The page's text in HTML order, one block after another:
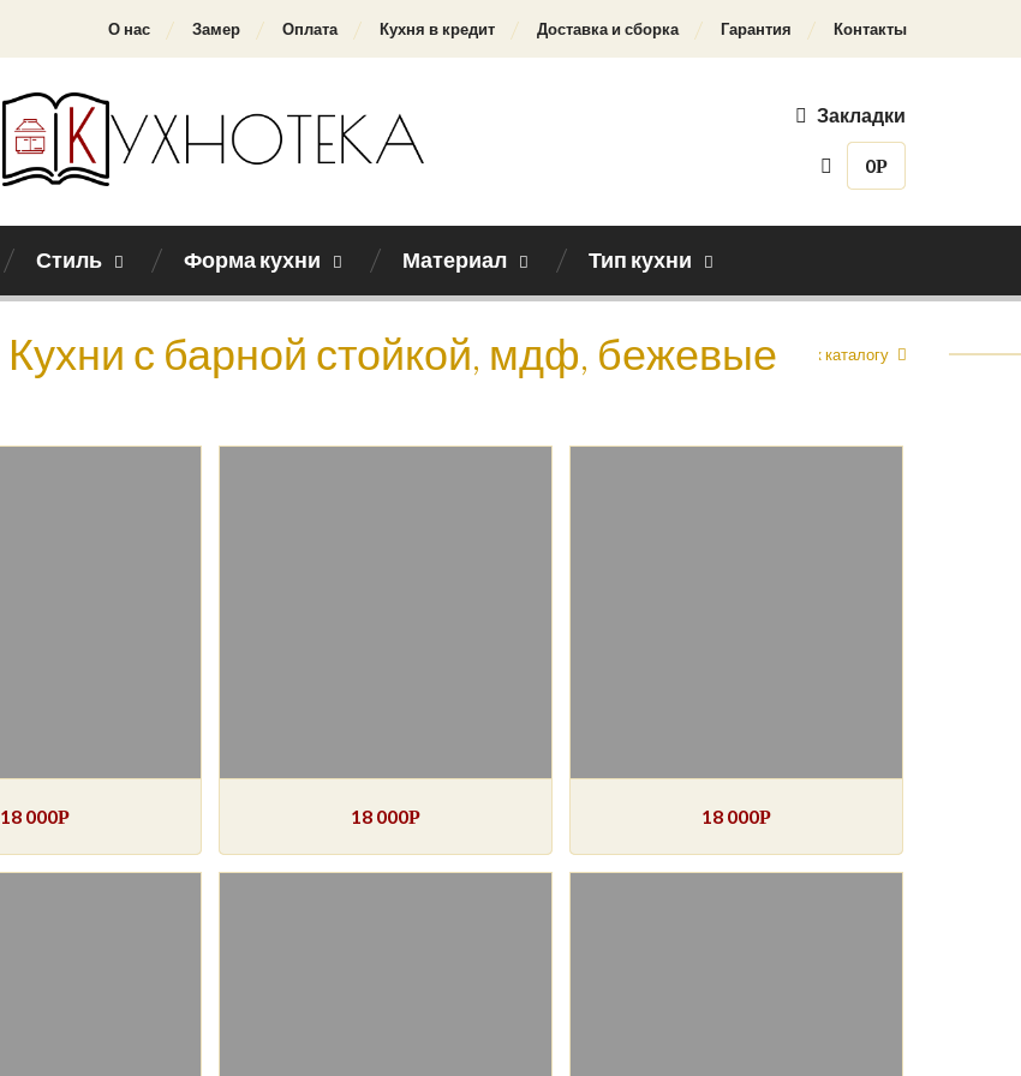
О нас Замер Оплата Кухня в кредит Доставка и сборка Гарантия Контакты
Закладки
0Р
Стиль Форма кухни Материал Тип кухни
Кухни с барной стойкой, мдф, бежевыеНазад к каталогу
18 000Р 18 000Р 18 000Р